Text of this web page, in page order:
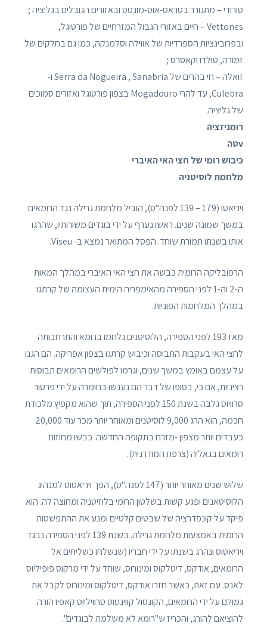
טורודי – מתגורר בטראס-אוס-מונטס ובאזורים הגובלים בגליציה ;
Vettones – חיים באזורי הגבול המזרחיים של פורטוגל,
ובפרובינציות הספרדיות של אווילה וסלמנקה, כמו גם בחלקים של
זמורה, טולדו וקאסרס ;
זואלה – חי בהרים של Serra da Nogueira , Sanabria ו-
Culebra, עד להרי Mogadouro בצפון פורטוגל ואזורים סמוכים
של גליציה.
רומניזציה
vטה
כיבוש רומי של חצי האי האיברי
מלחמת לוסיטניה
ויריאטו (179 – 139 לפנה"ס), הוביל מלחמת גרילה נגד הרומאים
במשך שמונה שנים. ראשו נערף על ידי בוגדים משורותיו, שהרגו
אותו בשנתו תמורת שוחד. הפסל המתואר נמצא ב- Viseu.
הרפובליקה הרומית כבשה את חצי האי האיברי במהלך המאות
ה-2 וה-1 לפני הספירה מהאימפריה הימית העצומה של קרתגו
במהלך המלחמות הפוניות.
מאז 193 לפני הספירה, הלוסיטנים נלחמו ברומא והתרחבותה
לחצי האי בעקבות התבוסה וכיבוש קרתגו בצפון אפריקה. הם הגנו
על עצמם באומץ במשך שנים, וגרמו לפולשים הרומאים תבוסות
רציניות, אם כי, בסופו של דבר הם נענשו בחומרה על ידי פרטור
סרוויוס גלבה בשנת 150 לפני הספירה, תוך שהוא מקפיץ מלכודת
חכמה, הוא הרג 9,000 לוסיטנים ומאוחר יותר מכר עוד 20,000
כעבדים יותר מצפון -מזרח בתקופה החדשה. כבשו מחוזות
רומאים בגאליה (צרפת המודרנית).
שלוש שנים מאוחר יותר (147 לפנה"ס), הפך ויריאטוס למנהיג
הלוסיטאנים ופגע קשות בשלטון הרומי בלוזיטניה ומחוצה לה. הוא
פיקד על קונפדרציה של שבטים קלטיים ומנע את ההתפשטות
הרומית באמצעות מלחמת גרילה. בשנת 139 לפני הספירה נבגד
ויריאטוס ונהרג בשנתו על ידי חבריו (שנשלחו כשליחים אל
הרומאים, אודקס, דיטלקוס ומינורוס, שוחד על ידי מרקוס פופיליוס
לאנס. עם זאת, כאשר חזרו אודקס, דיטלקוס ומינורוס לקבל את
גמולם על ידי הרומאים, הקונסול קווינטוס סרוויליוס קאפיו הורה
להוציאם להורג, והכריז ש"רומא לא משלמת לבוגדים".